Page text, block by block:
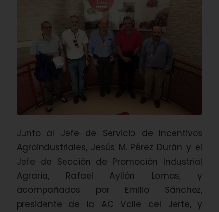
Junto al Jefe de Servicio de Incentivos
Agroindustriales, Jesús M. Pérez Durán y el
Jefe de Sección de Promoción Industrial
Agraria, Rafael Ayllón Lomas, y
acompañados por Emilio Sánchez,
presidente de la AC Valle del Jerte, y